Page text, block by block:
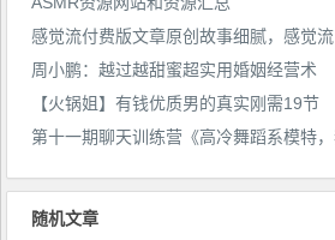
感觉流付费版文章原创故事细腻，感觉流
周小鹏：越过越甜蜜超实用婚姻经营术
【火锅姐】有钱优质男的真实刚需19节
随机文章